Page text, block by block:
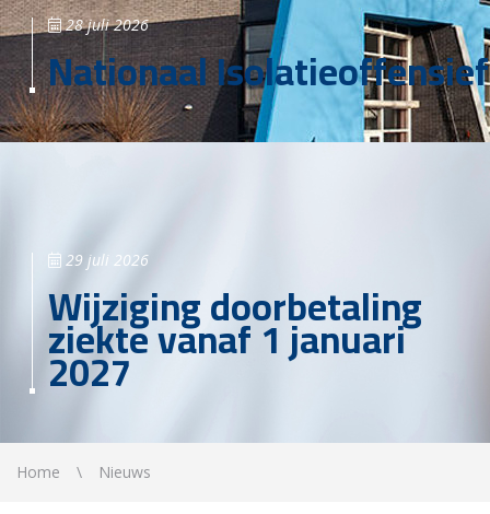
28 juli 2026
Nationaal Isolatieoffensief
29 juli 2026
Wijziging doorbetaling
ziekte vanaf 1 januari
2027
Home Nieuws